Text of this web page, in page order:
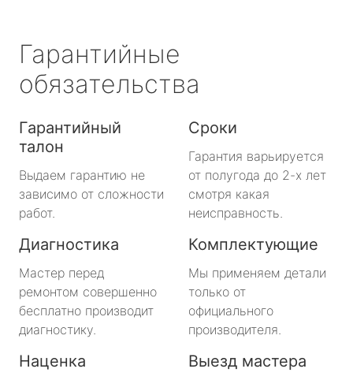
Гарантийные
обязательства
Гарантийный
талон
Выдаем гарантию не
зависимо от сложности
работ.
Сроки
Гарантия варьируется
от полугода до 2-х лет
смотря какая
неисправность.
Диагностика
Мастер перед
ремонтом совершенно
бесплатно производит
диагностику.
Комплектующие
Мы применяем детали
только от
официального
производителя.
Наценка Выезд мастера